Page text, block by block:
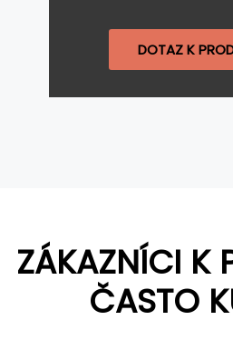
DOTAZ K
ZÁKAZNÍCI K
ČASTO